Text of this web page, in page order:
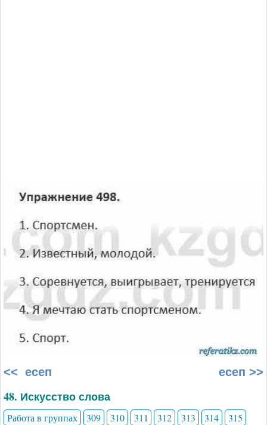
<< есеп есеп >>
48. Искусство слова
Работа в группах 309 310 311 312 313 314
315